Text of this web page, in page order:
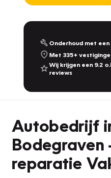
Onderhoud met
Met 335+
Wij krijgen een 9.2
reviews
Autobedrijf
Bodegraven
reparatie